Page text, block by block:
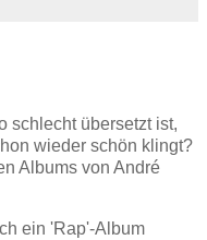
schlecht übersetzt ist,
wieder schön klingt?
Albums von André
ein 'Rap'-Album